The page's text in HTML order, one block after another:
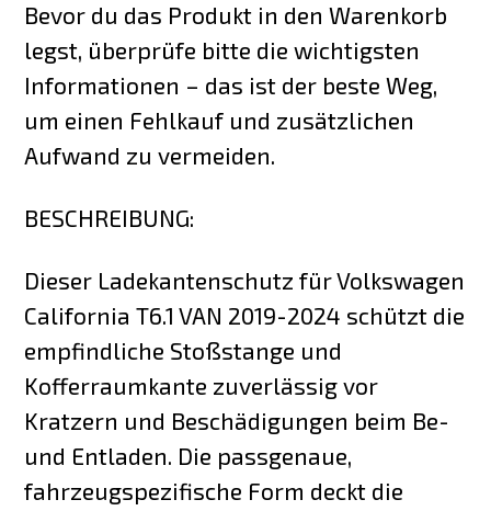
Bevor du das Produkt in den Warenkorb
legst, überprüfe bitte die wichtigsten
Informationen – das ist der beste Weg,
um einen Fehlkauf und zusätzlichen
Aufwand zu vermeiden.
BESCHREIBUNG:
Dieser Ladekantenschutz für Volkswagen
California T6.1 VAN 2019-2024 schützt die
empfindliche Stoßstange und
Kofferraumkante zuverlässig vor
Kratzern und Beschädigungen beim Be-
und Entladen. Die passgenaue,
fahrzeugspezifische Form deckt die